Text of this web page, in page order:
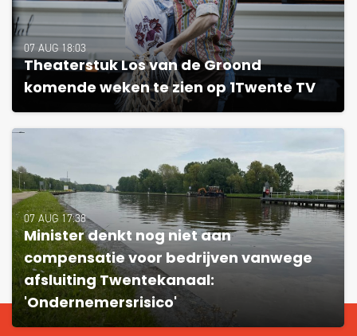
07 AUG 18:03
Theaterstuk Los van de Groond
komende weken te zien op 1Twente TV
07 AUG 17:38
Minister denkt nog niet aan
compensatie voor bedrijven vanwege
afsluiting Twentekanaal:
'Ondernemersrisico'